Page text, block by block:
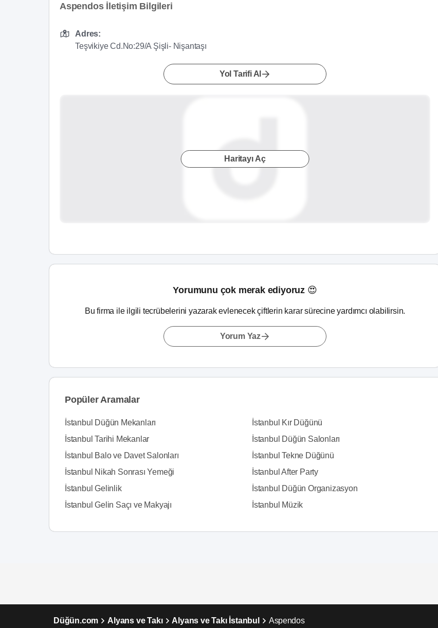
Aspendos İletişim Bilgileri
Adres:
Teşvikiye Cd.No:29/A Şişli- Nişantaşı
Yol Tarifi Al
Haritayı Aç
Yorumunu çok merak ediyoruz 😍
Bu firma ile ilgili tecrübelerini yazarak evlenecek çiftlerin karar sürecine yardımcı olabilirsin.
Yorum Yaz
Popüler Aramalar
İstanbul Düğün Mekanları İstanbul Kır Düğünü
İstanbul Tarihi Mekanlar
İstanbul Düğün Salonları
İstanbul Balo ve Davet Salonları
İstanbul Tekne Düğünü
İstanbul Nikah Sonrası Yemeği
İstanbul After Party
İstanbul Gelinlik
İstanbul Düğün Organizasyon
İstanbul Gelin Saçı ve Makyajı
İstanbul Müzik
Düğün.com Alyans ve Takı Alyans ve Takı İstanbul Aspendos